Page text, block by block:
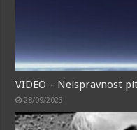
VIDEO – Neispravnost
28/09/2023